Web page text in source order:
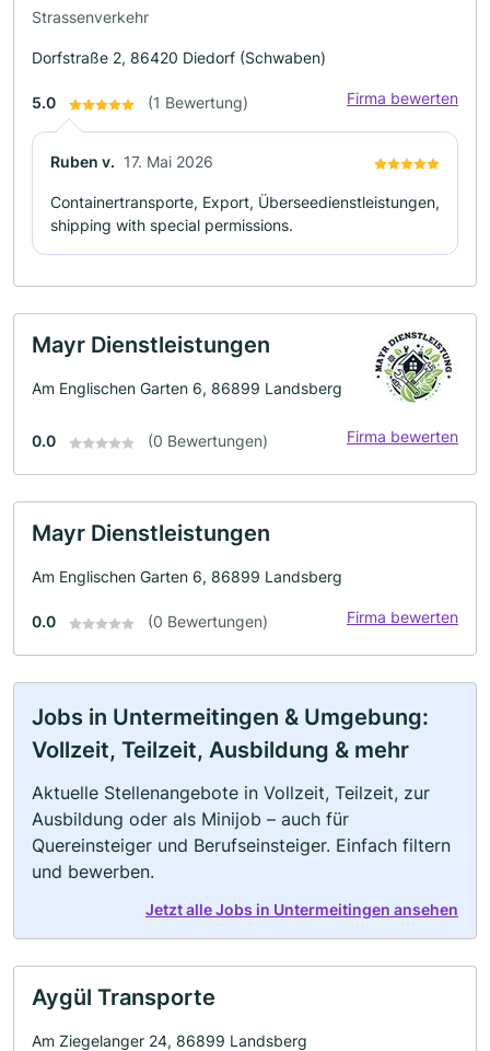
Strassenverkehr
Dorfstraße 2, 86420 Diedorf (Schwaben)
5.0 (1 Bewertung) Firma bewerten
Ruben v. 17. Mai 2026
Containertransporte, Export, Überseedienstleistungen,
shipping with special permissions.
Mayr Dienstleistungen
Am Englischen Garten 6, 86899 Landsberg
0.0 (0 Bewertungen) Firma bewerten
Mayr Dienstleistungen
Am Englischen Garten 6, 86899 Landsberg
0.0 (0 Bewertungen) Firma bewerten
Jobs in Untermeitingen & Umgebung:
Vollzeit, Teilzeit, Ausbildung & mehr
Aktuelle Stellenangebote in Vollzeit, Teilzeit, zur
Ausbildung oder als Minijob – auch für
Quereinsteiger und Berufseinsteiger. Einfach filtern
und bewerben.
Jetzt alle Jobs in Untermeitingen ansehen
Aygül Transporte
Am Ziegelanger 24, 86899 Landsberg